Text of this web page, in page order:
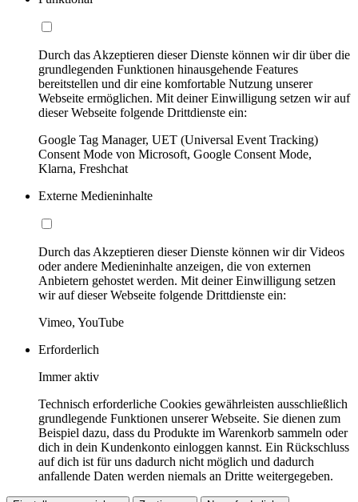
Durch das Akzeptieren dieser Dienste können wir dir über die
grundlegenden Funktionen hinausgehende Features
bereitstellen und dir eine komfortable Nutzung unserer
Webseite ermöglichen. Mit deiner Einwilligung setzen wir auf
dieser Webseite folgende Drittdienste ein:
Google Tag Manager, UET (Universal Event Tracking)
Consent Mode von Microsoft, Google Consent Mode,
Klarna, Freshchat
Externe Medieninhalte
Durch das Akzeptieren dieser Dienste können wir dir Videos
oder andere Medieninhalte anzeigen, die von externen
Anbietern gehostet werden. Mit deiner Einwilligung setzen
wir auf dieser Webseite folgende Drittdienste ein:
Vimeo, YouTube
Erforderlich
Immer aktiv
Technisch erforderliche Cookies gewährleisten ausschließlich
grundlegende Funktionen unserer Webseite. Sie dienen zum
Beispiel dazu, dass du Produkte im Warenkorb sammeln oder
dich in dein Kundenkonto einloggen kannst. Ein Rückschluss
auf dich ist für uns dadurch nicht möglich und dadurch
anfallende Daten werden niemals an Dritte weitergegeben.